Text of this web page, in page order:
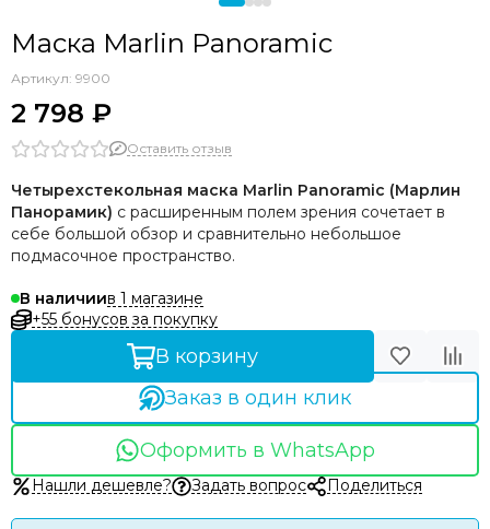
Маска Marlin Panoramic
Артикул: 9900
2 798 ₽
Оставить отзыв
Четырехстекольная маска Marlin Panoramic (Марлин
Панорамик) с расширенным полем зрения сочетает в
себе большой обзор и сравнительно небольшое
подмасочное пространство.
В наличиив 1 магазине
+55 бонусов за покупку
В корзину
Заказ в один клик
Оформить в WhatsApp
Нашли дешевле? Задать вопрос Поделиться